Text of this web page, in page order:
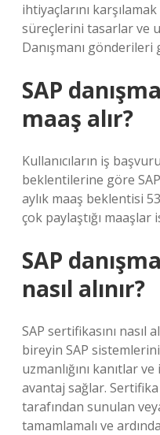
ihtiyaçlarını karşılamak
süreçlerini tasarlar ve
Danışmanı gönderileri
SAP
maaş alır?
Kullanıcıların iş
beklentilerine göre
aylık maaş beklentisi
çok paylaştığı maaşlar
SAP
nasıl alınır?
SAP sertifikasını nasıl
bireyin SAP
uzmanlığını kanıtlar
avantaj sağlar.
tarafından sunulan
tamamlamalı ve